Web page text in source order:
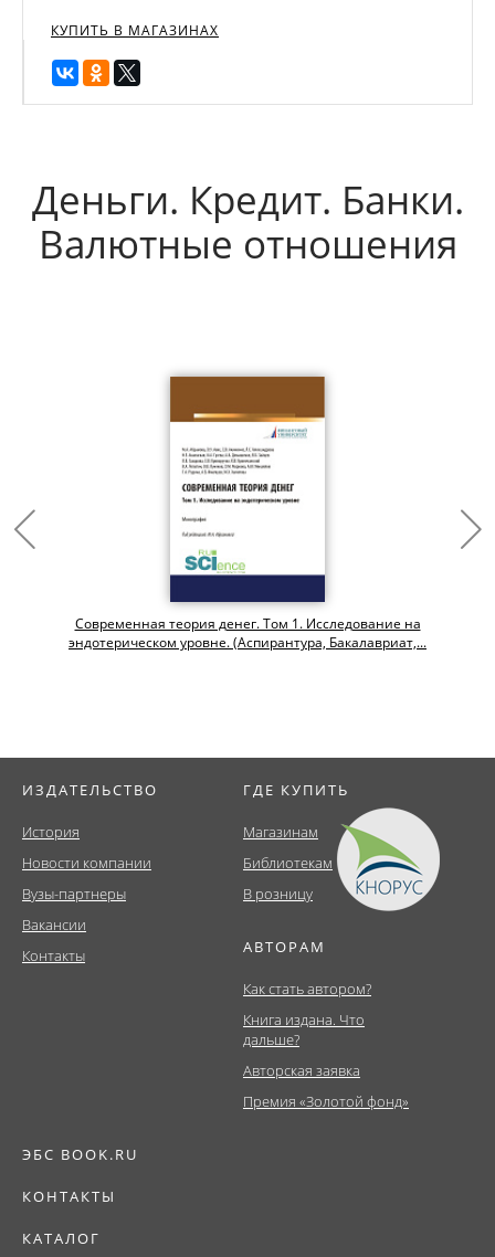
КУПИТЬ В МАГАЗИНАХ
Деньги. Кредит. Банки.
Валютные отношения
Современная теория денег. Том 1. Исследование на
эндотерическом уровне. (Аспирантура, Бакалавриат,...
ИЗДАТЕЛЬСТВО
История
Новости компании
Вузы-партнеры
Вакансии
Контакты
ГДЕ КУПИТЬ
Магазинам
Библиотекам
В розницу
АВТОРАМ
Как стать автором?
Книга издана. Что
дальше?
Авторская заявка
Премия «Золотой фонд»
ЭБС BOOK.RU
КОНТАКТЫ
КАТАЛОГ